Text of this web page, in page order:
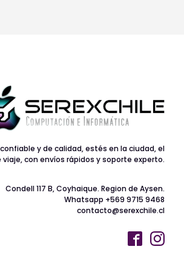
y de calidad, estés en la ciudad, el
viaje, con envíos rápidos y soporte experto.
Condell 117 B, Coyhaique. Region de Aysen.
Whatsapp +569 9715 9468
contacto@serexchile.cl